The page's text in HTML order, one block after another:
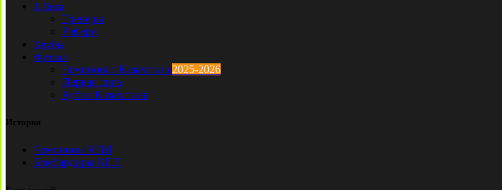
1 Лига
Тренеры
Рефери
Клубы
Футзал
Чемпионат Казахстана2025-2026
Первая лига
Кубок Казахстана
История
Чемпионы КПЛ
Бомбардиры КПЛ